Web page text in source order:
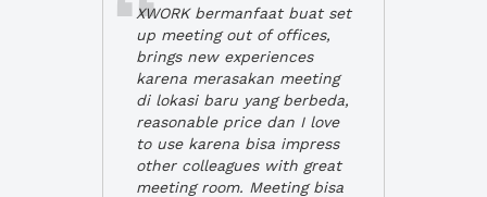
XWORK bermanfaat buat set
up meeting out of offices,
brings new experiences
karena merasakan meeting
di lokasi baru yang berbeda,
reasonable price dan I love
to use karena bisa impress
other colleagues with great
meeting room. Meeting bisa